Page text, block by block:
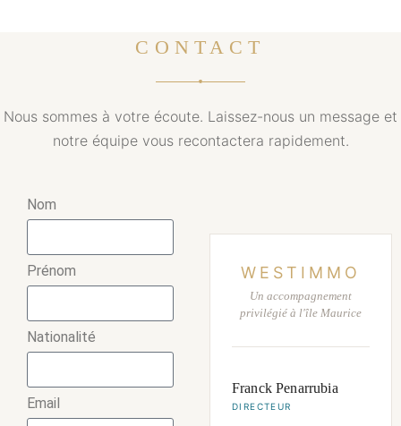
CONTACT
Nous sommes à votre écoute. Laissez-nous un message et
notre équipe vous recontactera rapidement.
Nom
Prénom
Nationalité
Email
WESTIMMO
Un accompagnement
privilégié à l'île Maurice
Franck Penarrubia
DIRECTEUR